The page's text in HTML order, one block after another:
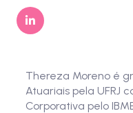
Thereza Moreno é
Atuariais pela UFRJ
Corporativa pelo